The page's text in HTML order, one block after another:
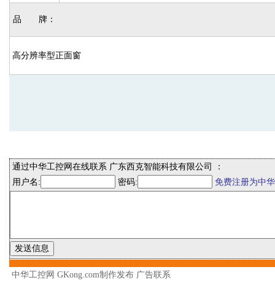
品 牌：
高分辨率型正面窗
通过中华工控网在线联系 广东西克智能科技有限公司 ：
用户名:
密码: 免费注册为中
中华工控网 GKong.com制作发布 广告联系